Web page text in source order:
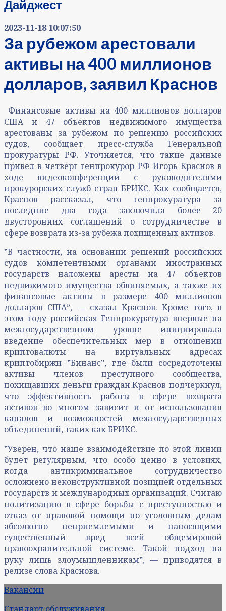
Дайджест
2023-11-18 10:07:50
За рубежом арестовали
активы на 400 миллионов
долларов, заявил Краснов
Финансовые активы на 400 миллионов долларов
США и 47 объектов недвижимого имущества
арестованы за рубежом по решению российских
судов, сообщает пресс-служба Генеральной
прокуратуры РФ. Уточняется, что такие данные
привел в четверг генпрокурор РФ Игорь Краснов в
ходе видеоконференции с руководителями
прокурорских служб стран БРИКС. Как сообщается,
Краснов рассказал, что генпрокуратура за
последние два года заключила более 20
двусторонних соглашений о сотрудничестве в
сфере возврата из-за рубежа похищенных активов.
ˮВ частности, на основании решений российских
судов компетентными органами иностранных
государств наложены аресты на 47 объектов
недвижимого имущества обвиняемых, а также их
финансовые активы в размере 400 миллионов
долларов СШАˮ, — сказал Краснов. Кроме того, в
этом году российская Генпрокуратура впервые на
межгосударственном уровне инициировала
введение обеспечительных мер в отношении
криптовалюты на виртуальных адресах
криптобиржи ˮБинансˮ, где были сосредоточены
активы членов преступного сообщества,
похищавших деньги граждан.Краснов подчеркнул,
что эффективность работы в сфере возврата
активов во многом зависит и от использования
каналов и возможностей межгосударственных
объединений, таких как БРИКС.
ˮУверен, что наше взаимодействие по этой линии
будет регулярным, что особо ценно в условиях,
когда антикриминальное сотрудничество
осложнено неконструктивной позицией отдельных
государств и международных организаций. Считаю
политизацию в сфере борьбы с преступностью и
отказ от правовой помощи по уголовным делам
абсолютно неприемлемыми и наносящими
существенный вред всей общемировой
правоохранительной системе. Такой подход на
руку лишь злоумышленникамˮ, — приводятся в
релизе слова Краснова.
Вакансии